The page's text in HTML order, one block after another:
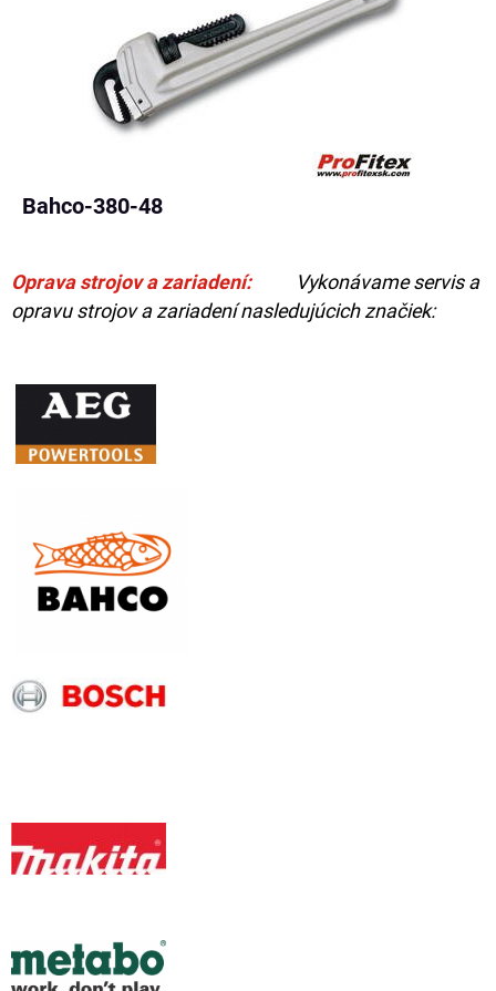
Bahco-380-48
Oprava strojov a zariadení:
Vykonávame servis a
opravu strojov a zariadení nasledujúcich značiek: